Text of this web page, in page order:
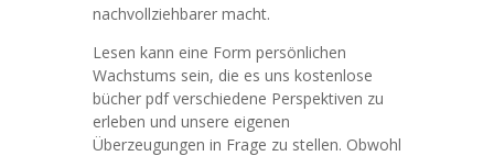
nachvollziehbarer macht.
Lesen kann eine Form persönlichen
Wachstums sein, die es uns kostenlose
bücher pdf verschiedene Perspektiven zu
erleben und unsere eigenen
Überzeugungen in Frage zu stellen. Obwohl